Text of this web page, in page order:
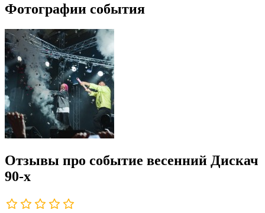
Фотографии события
Отзывы про событие весенний Дискач
90-х